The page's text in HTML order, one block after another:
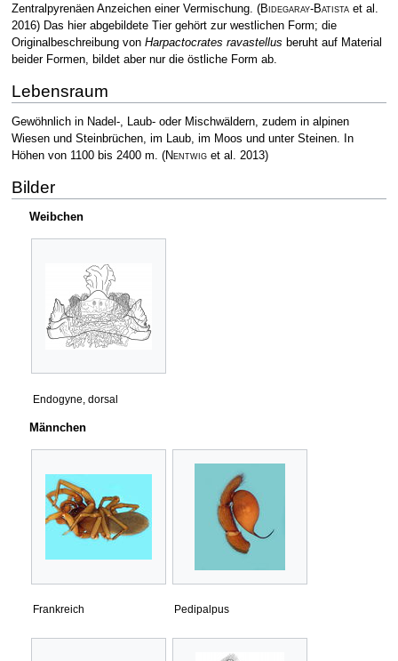
Zentralpyrenäen Anzeichen einer Vermischung. (Bidegaray-Batistaet al.
2016)Das hier abgebildete Tier gehört zur westlichen Form; die
Originalbeschreibung von Harpactocrates ravastellus beruht auf Material
beider Formen, bildet aber nur die östliche Form ab.
Lebensraum
Gewöhnlich in Nadel-, Laub- oder Mischwäldern, zudem in alpinen
Wiesen und Steinbrüchen, im Laub, im Moos und unter Steinen. In
Höhen von 1100 bis 2400 m. (Nentwiget al. 2013)
Bilder
Weibchen
Endogyne, dorsal
Männchen
Frankreich Pedipalpus